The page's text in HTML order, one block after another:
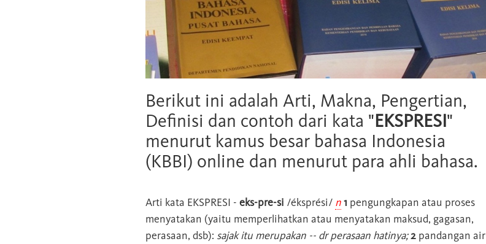
Berikut ini adalah Arti, Makna, Pengertian,
Definisi dan contoh dari kata "EKSPRESI"
menurut kamus besar bahasa Indonesia
(KBBI) online dan menurut para ahli bahasa.
Arti kata EKSPRESI - eks-pre-si /éksprési/ n1 pengungkapan atau proses
menyatakan (yaitu memperlihatkan atau menyatakan maksud, gagasan,
perasaan, dsb): sajak itu merupakan -- dr perasaan hatinya;2 pandangan air